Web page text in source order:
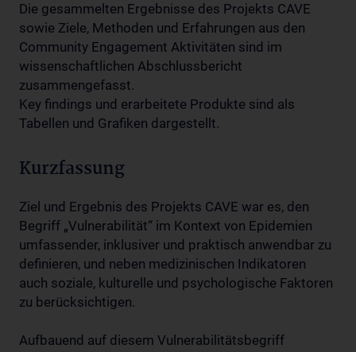
Die gesammelten Ergebnisse des Projekts CAVE
sowie Ziele, Methoden und Erfahrungen aus den
Community Engagement Aktivitäten sind im
wissenschaftlichen Abschlussbericht
zusammengefasst.
Key findings und erarbeitete Produkte sind als
Tabellen und Grafiken dargestellt.
Kurzfassung
Ziel und Ergebnis des Projekts CAVE war es, den
Begriff „Vulnerabilität“ im Kontext von Epidemien
umfassender, inklusiver und praktisch anwendbar zu
definieren, und neben medizinischen Indikatoren
auch soziale, kulturelle und psychologische Faktoren
zu berücksichtigen.
Aufbauend auf diesem Vulnerabilitätsbegriff